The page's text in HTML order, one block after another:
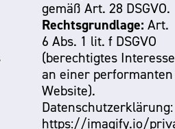
gemäß Art. 28 DSGVO.
Rechtsgrundlage: Art.
6 Abs. 1 lit. f DSGVO
(berechtigtes Interesse
an einer performanten
Website).
Datenschutzerklärung:
https://imagify.io/